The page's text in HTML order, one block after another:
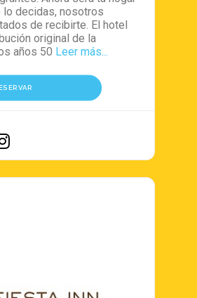
decidas, nosotros
de recibirte. El hotel
original de la
años 50 Leer más...